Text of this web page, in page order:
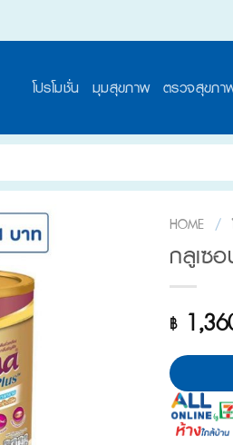
โปรโมชั่น มุมสุขภาพ ตรวจสุขภา
HOME /
กลูเซ
฿